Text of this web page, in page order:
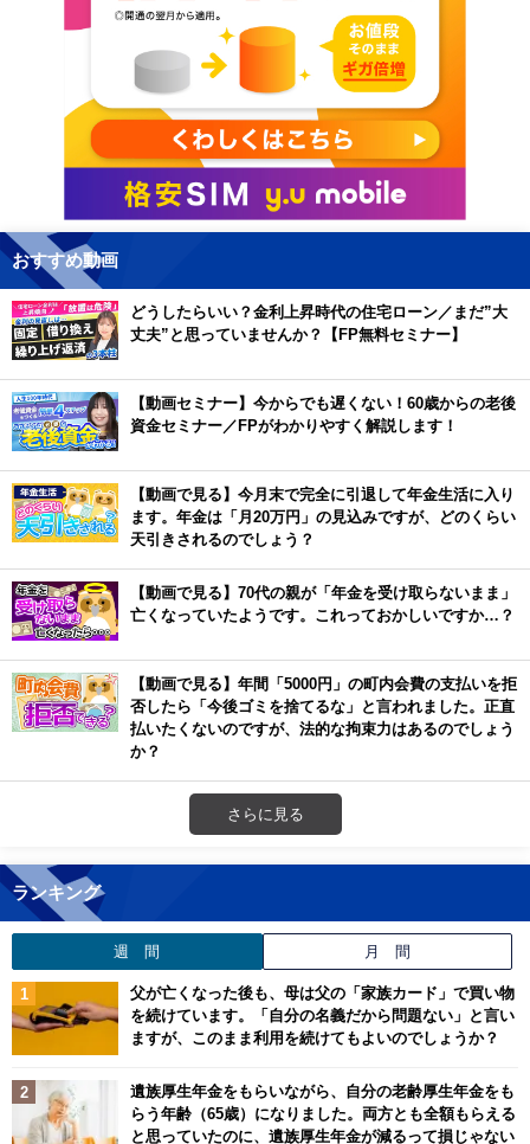
おすすめ動画
どうしたらいい？金利上昇時代の住宅ローン／まだ”大
丈夫”と思っていませんか？【FP無料セミナー】
【動画セミナー】今からでも遅くない！60歳からの老後
資金セミナー／FPがわかりやすく解説します！
【動画で見る】今月末で完全に引退して年金生活に入り
ます。年金は「月20万円」の見込みですが、どのくらい
天引きされるのでしょう？
【動画で見る】70代の親が「年金を受け取らないまま」
亡くなっていたようです。これっておかしいですか…？
【動画で見る】年間「5000円」の町内会費の支払いを拒
否したら「今後ゴミを捨てるな」と言われました。正直
払いたくないのですが、法的な拘束力はあるのでしょう
か？
さらに見る
ランキング
週 間 月 間
父が亡くなった後も、母は父の「家族カード」で買い物
を続けています。「自分の名義だから問題ない」と言い
ますが、このまま利用を続けてもよいのでしょうか？
遺族厚生年金をもらいながら、自分の老齢厚生年金をも
らう年齢（65歳）になりました。両方とも全額もらえる
と思っていたのに、遺族厚生年金が減るって損じゃない